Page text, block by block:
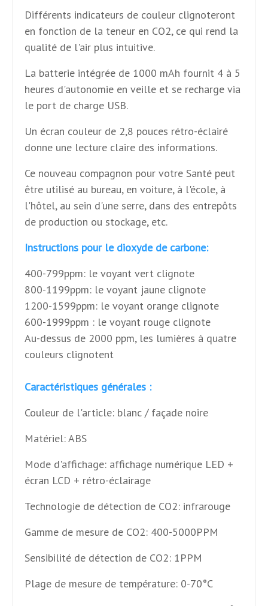
Différents indicateurs de couleur clignoteront
en fonction de la teneur en CO2, ce qui rend la
qualité de l'air plus intuitive.
La batterie intégrée de 1000 mAh fournit 4 à 5
heures d'autonomie en veille et se recharge via
le port de charge USB.
Un écran couleur de 2,8 pouces rétro-éclairé
donne une lecture claire des informations.
Ce nouveau compagnon pour votre Santé peut
être utilisé au bureau, en voiture, à l'école, à
l'hôtel, au sein d'une serre, dans des entrepôts
de production ou stockage, etc.
Instructions pour le dioxyde de carbone:
400-799ppm: le voyant vert clignote
800-1199ppm: le voyant jaune clignote
1200-1599ppm: le voyant orange clignote
600-1999ppm : le voyant rouge clignote
Au-dessus de 2000 ppm, les lumières à quatre
couleurs clignotent
Caractéristiques générales :
Couleur de l'article: blanc / façade noire
Matériel: ABS
Mode d'affichage: affichage numérique LED +
écran LCD + rétro-éclairage
Technologie de détection de CO2: infrarouge
Gamme de mesure de CO2: 400-5000PPM
Sensibilité de détection de CO2: 1PPM
Plage de mesure de température: 0-70°C